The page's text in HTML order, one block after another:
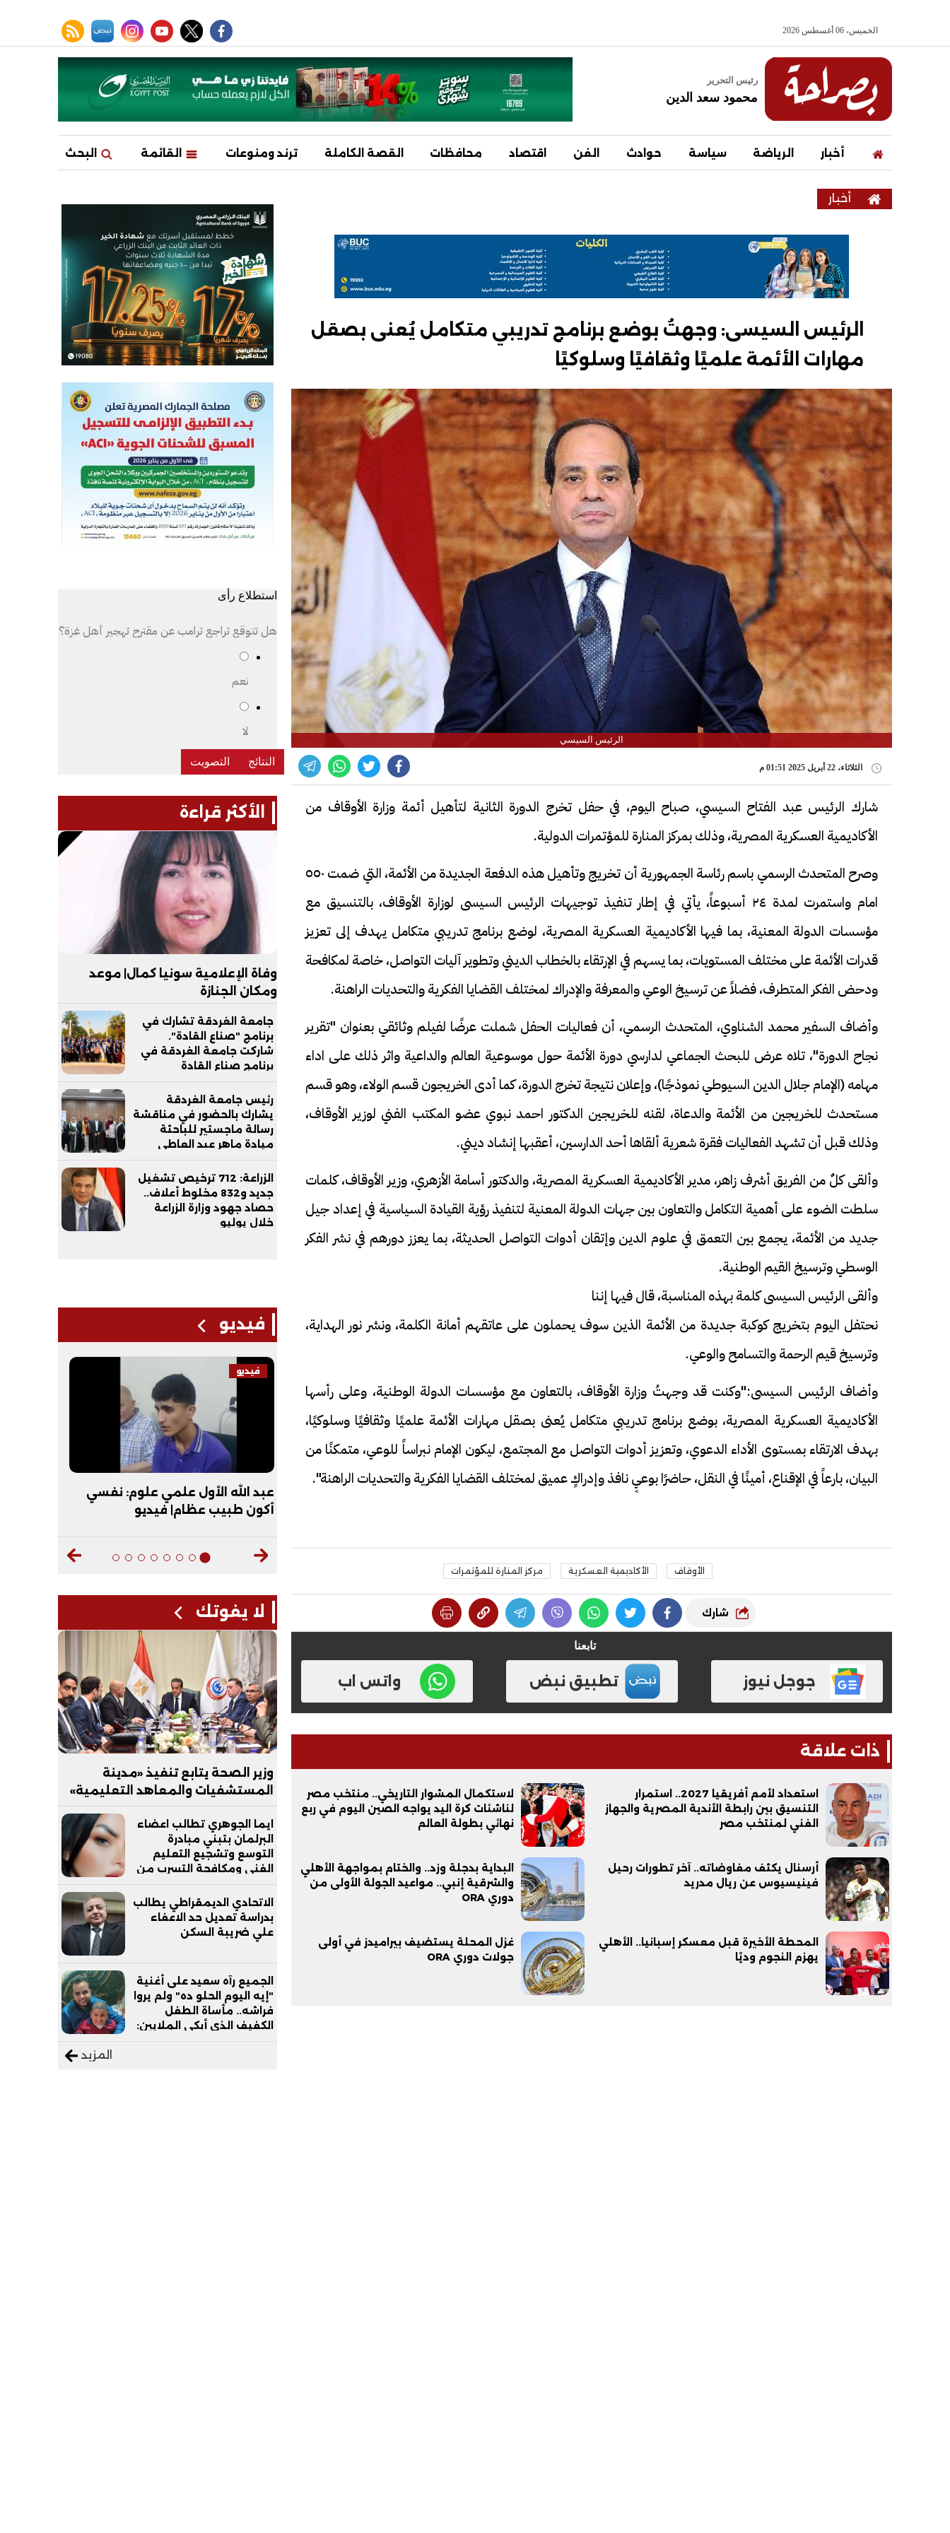
الخميس، 06 أغسطس 2026
facebook
twitter
youtube
instagram
نبض rss feed
رئيس التحرير
محمود سعد الدين
أخبار الرياضة سياسة حوادث الفن اقتصاد محافظات القصة الكاملة ترند ومنوعات القائمة البحث
أخبار
الرئيس السيسى: وجهتُ بوضع برنامج تدريبي متكامل يُعنى بصقل
مهارات الأئمة علميًا وثقافيًا وسلوكيًا
الرئيس السيسي
الثلاثاء، 22 أبريل 2025 01:51 م
شارك الرئيس عبد الفتاح السيسي، صباح اليوم، في حفل تخرج الدورة الثانية لتأهيل أئمة وزارة الأوقاف من
الأكاديمية العسكرية المصرية، وذلك بمركز المنارة للمؤتمرات الدولية.
وصرح المتحدث الرسمي باسم رئاسة الجمهورية أن تخريج وتأهيل هذه الدفعة الجديدة من الأئمة، التي ضمت ٥٥٠
امام واستمرت لمدة ٢٤ أسبوعاً، يأتي في إطار تنفيذ توجيهات الرئيس السيسى لوزارة الأوقاف، بالتنسيق مع
مؤسسات الدولة المعنية، بما فيها الأكاديمية العسكرية المصرية، لوضع برنامج تدريبي متكامل يهدف إلى تعزيز
قدرات الأئمة على مختلف المستويات، بما يسهم في الإرتقاء بالخطاب الديني وتطوير آليات التواصل، خاصة لمكافحة
ودحض الفكر المتطرف، فضلاً عن ترسيخ الوعي والمعرفة والإدراك لمختلف القضايا الفكرية والتحديات الراهنة.
وأضاف السفير محمد الشناوي، المتحدث الرسمي، أن فعاليات الحفل شملت عرضًا لفيلم وثائقي بعنوان "تقرير
نجاح الدورة"، تلاه عرض للبحث الجماعي لدارسي دورة الأئمة حول موسوعية العالم والداعية واثر ذلك على اداء
مهامه (الإمام جلال الدين السيوطي نموذجًا)، وإعلان نتيجة تخرج الدورة، كما أدى الخريجون قسم الولاء، وهو قسم
مستحدث للخريجين من الأئمة والدعاة، لقنه للخريجين الدكتور احمد نبوي عضو المكتب الفني لوزير الأوقاف،
وذلك قبل أن تشهد الفعاليات فقرة شعرية ألقاها أحد الدارسين، أعقبها إنشاد ديني.
وألقى كلٌ من الفريق أشرف زاهر، مدير الأكاديمية العسكرية المصرية، والدكتور أسامة الأزهري، وزير الأوقاف، كلمات
سلطت الضوء على أهمية التكامل والتعاون بين جهات الدولة المعنية لتنفيذ رؤية القيادة السياسية في إعداد جيل
جديد من الأئمة، يجمع بين التعمق في علوم الدين وإتقان أدوات التواصل الحديثة، بما يعزز دورهم في نشر الفكر
الوسطي وترسيخ القيم الوطنية.
وألقى الرئيس السيسى كلمة بهذه المناسبة، قال فيها إننا
نحتفل اليوم بتخريج كوكبة جديدة من الأئمة الذين سوف يحملون على عاتقهم أمانة الكلمة، ونشر نور الهداية،
وترسيخ قيم الرحمة والتسامح والوعي.
وأضاف الرئيس السيسى:"وكنت قد وجهتُ وزارة الأوقاف، بالتعاون مع مؤسسات الدولة الوطنية، وعلى رأسها
الأكاديمية العسكرية المصرية، بوضع برنامج تدريبي متكامل يُعنى بصقل مهارات الأئمة علميًا وثقافيًا وسلوكيًا،
بهدف الارتقاء بمستوى الأداء الدعوي، وتعزيز أدوات التواصل مع المجتمع، ليكون الإمام نبراساً للوعي، متمكنًا من
البيان، بارعاً في الإقناع، أمينًا في النقل، حاضرًا بوعيٍ نافذ وإدراكٍ عميق لمختلف القضايا الفكرية والتحديات الراهنة".
الأوقاف الأكاديمية العسكرية مركز المنارة للمؤتمرات
شارك
تابعنا
جوجل نيوز تطبيق نبض واتس اب
ذات علاقة
استعداد لأمم أفريقيا 2027.. استمرار
التنسيق بين رابطة الأندية المصرية والجهاز
الفني لمنتخب مصر
لاستكمال المشوار التاريخي.. منتخب مصر
لناشئات كرة اليد يواجه الصين اليوم في ربع
نهائي بطولة العالم
أرسنال يكثف مفاوضاته.. آخر تطورات رحيل
فينيسيوس عن ريال مدريد
البداية بدجلة وزد.. والختام بمواجهة الأهلي
والشرقية إنبي.. مواعيد الجولة الأولى من
دوري ORA
المحطة الأخيرة قبل معسكر إسبانيا.. الأهلي
يهزم النجوم وديًا
غزل المحلة يستضيف بيراميدز في أولى
جولات دوري ORA
استطلاع رأى
هل تتوقع تراجع ترامب عن مقترح تهجير أهل غزة؟
نعم
لا
الأكثر قراءة
وفاة الإعلامية سونيا كمال| موعد
ومكان الجنازة
جامعة الغردقة تشارك في
برنامج "صناع القادة".
شاركت جامعة الغردقة في
برنامج صناع القادة
رئيس جامعة الغردقة
يشارك بالحضور في مناقشة
رسالة ماجستير للباحثة
ميادة ماهر عبد العاطي
أحمد من ذوي الهمم:
الزراعة: 712 ترخيص تشغيل
جديد و832 مخلوط أعلاف..
حصاد جهود وزارة الزراعة
خلال يوليو
فيديو
افتتاح أكبر صرح ديني في القوصية..
ابني بطل وفخورة بيه.. أول ظهور لـ
فيديو
عبد الله الأول علمي علوم: نفسي
أكون طبيب عظام| فيديو
لا يفوتك
وزير الصحة يتابع تنفيذ «مدينة
المستشفيات والمعاهد التعليمية»
بالعاصمة الجديدة
ايما الجوهري تطالب اعضاء
البرلمان بتبني مبادرة
التوسع وتشجيع التعليم
الفني ومكافحة التسرب من
التعليم
الاتحادي الديمقراطي يطالب
بدراسة تعديل حد الاعفاء
علي ضريبة السكن
الجميع رآه سعيد على أغنية
"إيه اليوم الحلو ده" ولم يروا
فراشه.. مأساة الطفل
الكفيف الذي أبكى الملايين:
المزيد